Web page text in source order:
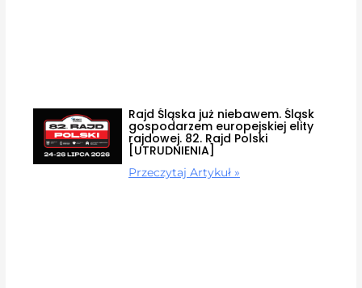
Rajd Śląska już niebawem. Śląsk
gospodarzem europejskiej elity
rajdowej. 82. Rajd Polski
[UTRUDNIENIA]
Przeczytaj Artykuł »